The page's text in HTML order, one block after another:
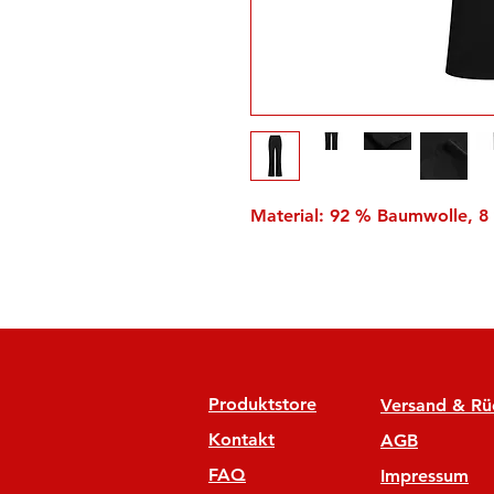
Material: 92 % Baumwolle, 8
Produktstore
Kontakt
FAQ
Versand &
AGB
Impressum